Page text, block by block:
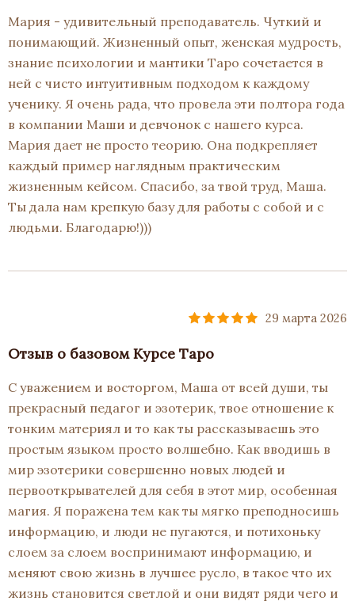
Мария - удивительный преподаватель. Чуткий и
понимающий. Жизненный опыт, женская мудрость,
знание психологии и мантики Таро сочетается в
ней с чисто интуитивным подходом к каждому
ученику. Я очень рада, что провела эти полтора года
в компании Маши и девчонок с нашего курса.
Мария дает не просто теорию. Она подкрепляет
каждый пример наглядным практическим
жизненным кейсом. Спасибо, за твой труд, Маша.
Ты дала нам крепкую базу для работы с собой и с
людьми. Благодарю!)))
29 марта 2026
Отзыв о базовом Курсе Таро
С уважением и восторгом, Маша от всей души, ты
прекрасный педагог и эзотерик, твое отношение к
тонким материял и то как ты рассказываешь это
простым языком просто волшебно. Как вводишь в
мир эзотерики совершенно новых людей и
первооткрывателей для себя в этот мир, особенная
магия. Я поражена тем как ты мягко преподносишь
информацию, и люди не пугаются, и потихоньку
слоем за слоем воспринимают информацию, и
меняют свою жизнь в лучшее русло, в такое что их
жизнь становится светлой и они видят ряди чего и